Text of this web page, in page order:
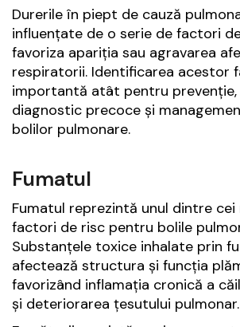
Durerile în piept de cauză
influențate de o serie de factori
favoriza apariția sau agravarea
respiratorii. Identificarea acestor
importantă atât pentru
diagnostic precoce și
bolilor pulmonare.
Fumatul
Fumatul reprezintă unul dintre
factori de risc pentru bolile
Substanțele toxice inhalate prin
afectează structura și funcția
favorizând inflamația cronică a
și deteriorarea țesutului pulmonar.